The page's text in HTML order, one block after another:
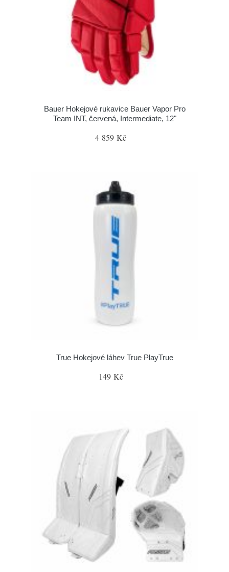
Bauer Hokejové rukavice Bauer Vapor Pro
Team INT, červená, Intermediate, 12"
4 859 Kč
True Hokejové láhev True PlayTrue
149 Kč